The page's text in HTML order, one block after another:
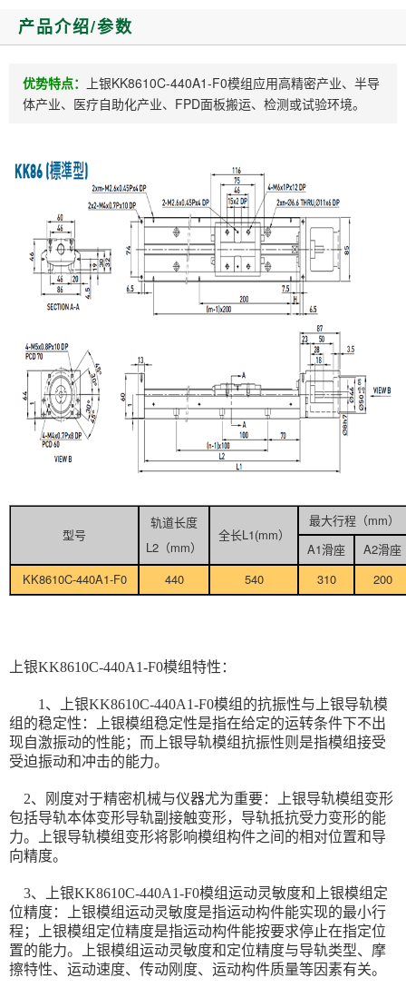
产品介绍/参数
优势特点：
上银KK8610C-440A1-F0模组应用高精密产业、半导
体产业、医疗自助化产业、FPD面板搬运、检测或试验环境。
型号
轨道长度
L2（mm）
全长L1(mm）
最大行程（mm）
A1滑座
A2滑座
KK8610C-440A1-F0
440 540 310 200
上银KK8610C-440A1-F0模组特性：
1、 上银KK8610C-440A1-F0模组 的抗振性与上银导轨模
组的稳定性：上银模组稳定性是指在给定的运转条件下不出
现自激振动的性能；而上银导轨模组抗振性则是指模组接受
受迫振动和冲击的能力。
2、刚度对于精密机械与仪器尤为重要：上银导轨模组变形
包括导轨本体变形导轨副接触变形，导轨抵抗受力变形的能
力。上银导轨模组变形将影响模组构件之间的相对位置和导
向精度。
3、 上银KK8610C-440A1-F0模组运动灵敏度和上银模组定
位精度：上银模组运动灵敏度是指运动构件能实现的最小行
程；上银模组定位精度是指运动构件能按要求停止在指定位
置的能力。上银模组运动灵敏度和定位精度与导轨类型、摩
擦特性、运动速度、传动刚度、运动构件质量等因素有关。